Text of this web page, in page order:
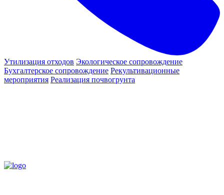
Утилизация отходов Экологическое сопровождение
Бухгалтерское сопровождение Рекультивационные
мероприятия Реализация почвогрунта